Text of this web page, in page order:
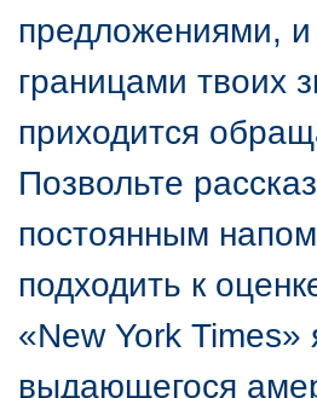
предложениями, и
границами твоих
приходится
Позвольте
постоянным
подходить к
«New York Times»
выдающегося